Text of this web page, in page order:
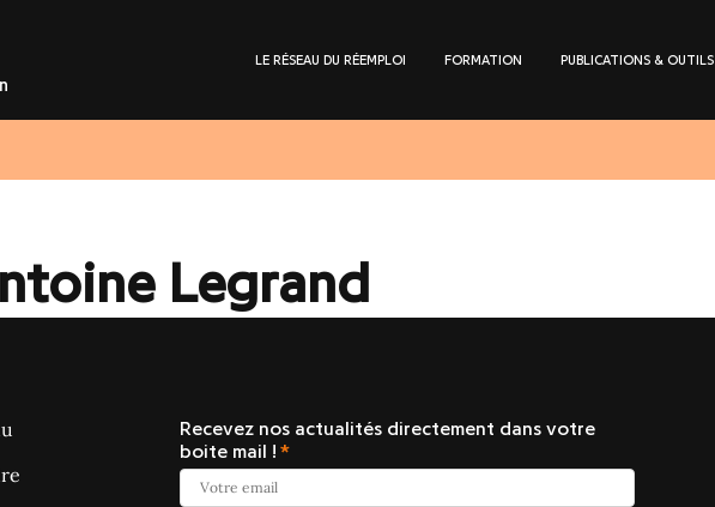
LE RÉSEAU DU RÉEMPLOI FORMATION PUBLICATIONS & OUTILS
Legrand
Recevez nos actualités directement dans votre
boite mail !